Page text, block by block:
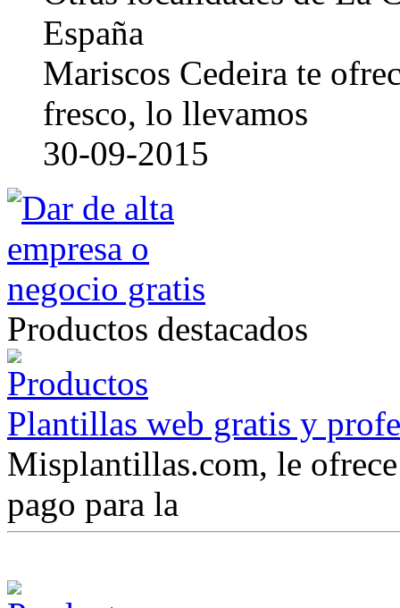
España
Mariscos Cedeira te
fresco, lo llevamos
30-09-2015
Productos destacados
Plantillas web gratis y
Misplantillas.com, le
pago para la